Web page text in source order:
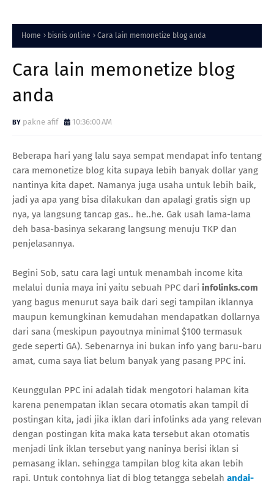
Home bisnis online Cara lain memonetize blog anda
Cara lain memonetize blog
anda
pakne afif 10:36:00 AM
Beberapa hari yang lalu saya sempat mendapat info tentang
cara memonetize blog kita supaya lebih banyak dollar yang
nantinya kita dapet. Namanya juga usaha untuk lebih baik,
jadi ya apa yang bisa dilakukan dan apalagi gratis sign up
nya, ya langsung tancap gas.. he..he. Gak usah lama-lama
deh basa-basinya sekarang langsung menuju TKP dan
penjelasannya.
Begini Sob, satu cara lagi untuk menambah income kita
melalui dunia maya ini yaitu sebuah PPC dari infolinks.com
yang bagus menurut saya baik dari segi tampilan iklannya
maupun kemungkinan kemudahan mendapatkan dollarnya
dari sana (meskipun payoutnya minimal $100 termasuk
gede seperti GA). Sebenarnya ini bukan info yang baru-baru
amat, cuma saya liat belum banyak yang pasang PPC ini.
Keunggulan PPC ini adalah tidak mengotori halaman kita
karena penempatan iklan secara otomatis akan tampil di
postingan kita, jadi jika iklan dari infolinks ada yang relevan
dengan postingan kita maka kata tersebut akan otomatis
menjadi link iklan tersebut yang naninya berisi iklan si
pemasang iklan. sehingga tampilan blog kita akan lebih
rapi. Untuk contohnya liat di blog tetangga sebelah andai-